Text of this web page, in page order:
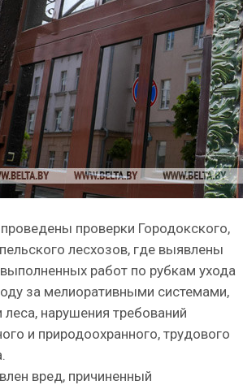
проверки Городокского,
лесхозов, где выявлены
работ по рубкам ухода
за мелиоративными системами,
нарушения требований
и природоохранного, трудового
вред, причиненный